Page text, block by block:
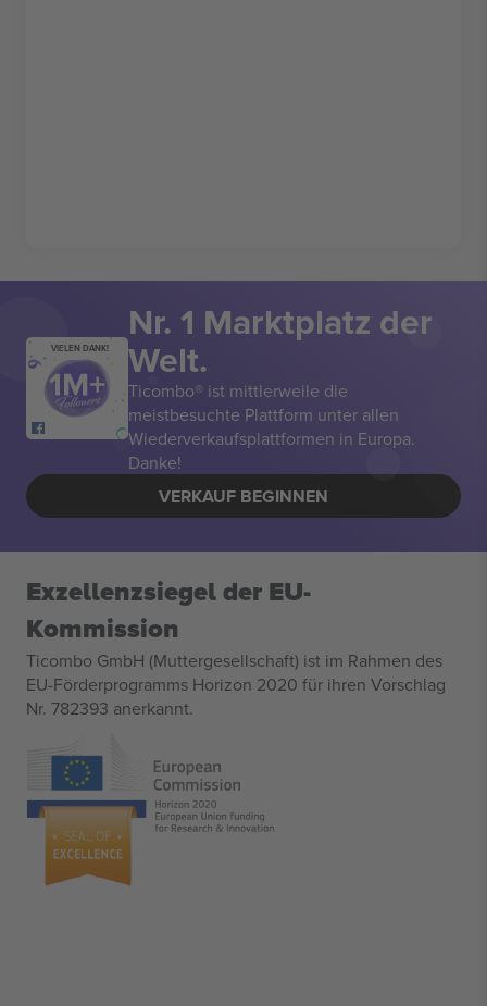
VIELEN DANK!
Nr. 1 Marktplatz der
Welt.
Ticombo® ist mittlerweile die
meistbesuchte Plattform unter allen
Wiederverkaufsplattformen in Europa.
Danke!
VERKAUF BEGINNEN
Exzellenzsiegel der EU-
Kommission
Ticombo GmbH (Muttergesellschaft) ist im Rahmen des
EU-Förderprogramms Horizon 2020 für ihren Vorschlag
Nr. 782393 anerkannt.